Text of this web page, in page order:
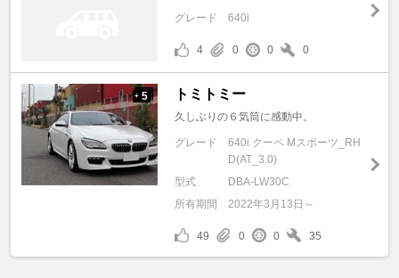
グレード 640i
4 0 0 0
+ 5 トミトミー
久しぶりの６気筒に感動中。
グレード
640i クーペ Mスポーツ_RH
D(AT_3.0)
型式
DBA-LW30C
所有期間
2022年3月13日～
49 0 0 35